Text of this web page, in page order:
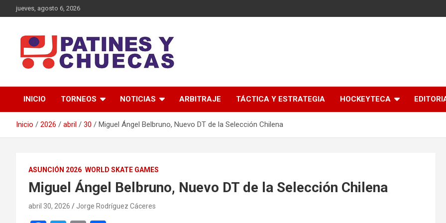
jueves, agosto 6, 2026
Patines y Chuecas
INICIO TORNEOS NOTICIAS ARBITRAJE TÁCTICA Y ESTRATEGIA HOCKEYTECA
Inicio 2026 abril 30 Miguel Ángel Belbruno, Nuevo DT de la Selección Chilena
ASUNCIÓN 2026 WORLD SKATE GAMES
Miguel Ángel Belbruno, Nuevo DT de la Selección Chilena
abril 30, 2026 Jorge Rodríguez Cáceres